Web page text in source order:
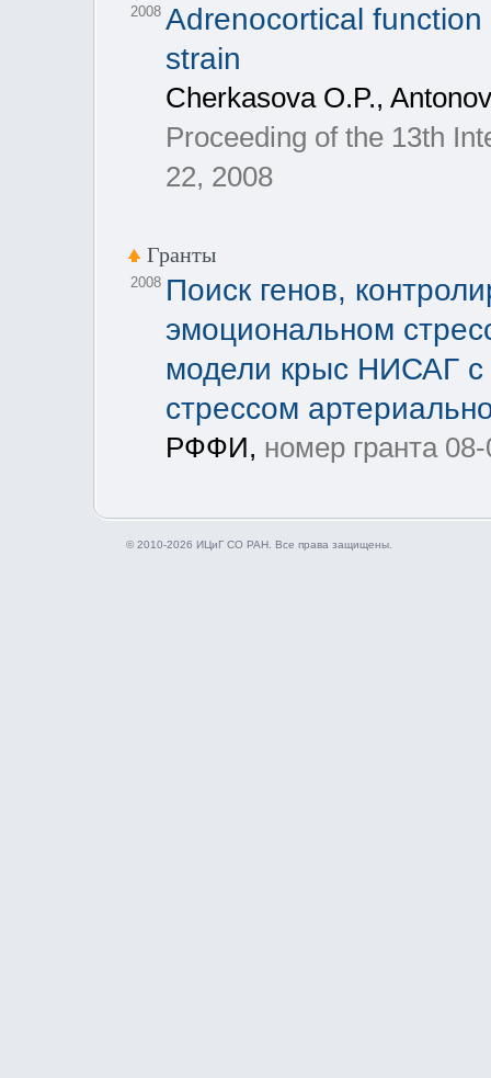
2008 Adrenocortical
strain
Cherkasova O.P.,
Proceeding of the 13th
22, 2008
Гранты
2008 Поиск генов,
эмоциональном
модели крыс НИСАГ с
стрессом
РФФИ, номер гранта
© 2010-2026 ИЦиГ СО РАН. Все права защищены.